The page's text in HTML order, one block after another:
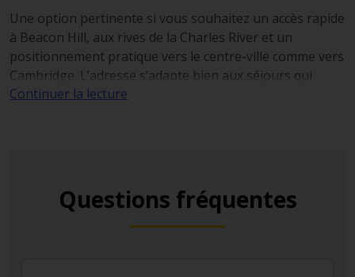
Une option pertinente si vous souhaitez un accès rapide
à Beacon Hill, aux rives de la Charles River et un
positionnement pratique vers le centre-ville comme vers
Cambridge. L’adresse s’adapte bien aux séjours qui
combinent de longues promenades dans le Boston
Continuer la lecture
Questions fréquentes